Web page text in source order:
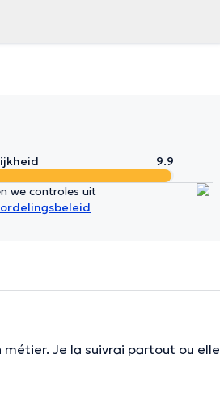
9.9
we controles uit
Je la suivrai partout ou elle